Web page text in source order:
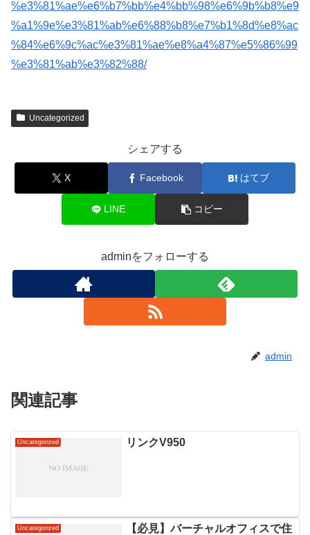
%e3%81%ae%e6%b7%bb%e4%bb%98%e6%9b%b8%e9
%a1%9e%e3%81%ab%e6%88%b8%e7%b1%8d%e8%ac
%84%e6%9c%ac%e3%81%ae%e8%a4%87%e5%86%99
%e3%81%ab%e3%82%88/
Uncategorized
シェアする
X Facebook はてブ
LINE コピー
adminをフォローする
admin
関連記事
Uncategorized リンクV950
Uncategorized
【必見】バーチャルオフィスで住